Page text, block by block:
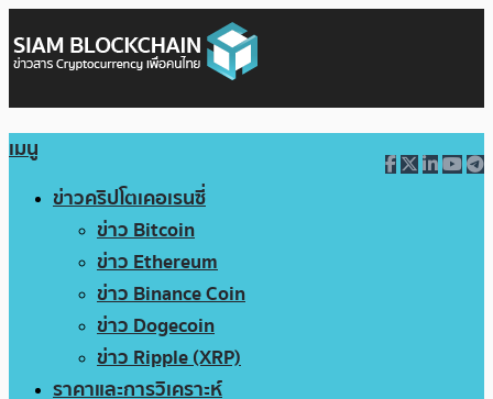
เมนู
ข่าวคริปโตเคอเรนซี่
ข่าว Bitcoin
ข่าว Ethereum
ข่าว Binance Coin
ข่าว Dogecoin
ข่าว Ripple (XRP)
ราคาและการวิเคราะห์